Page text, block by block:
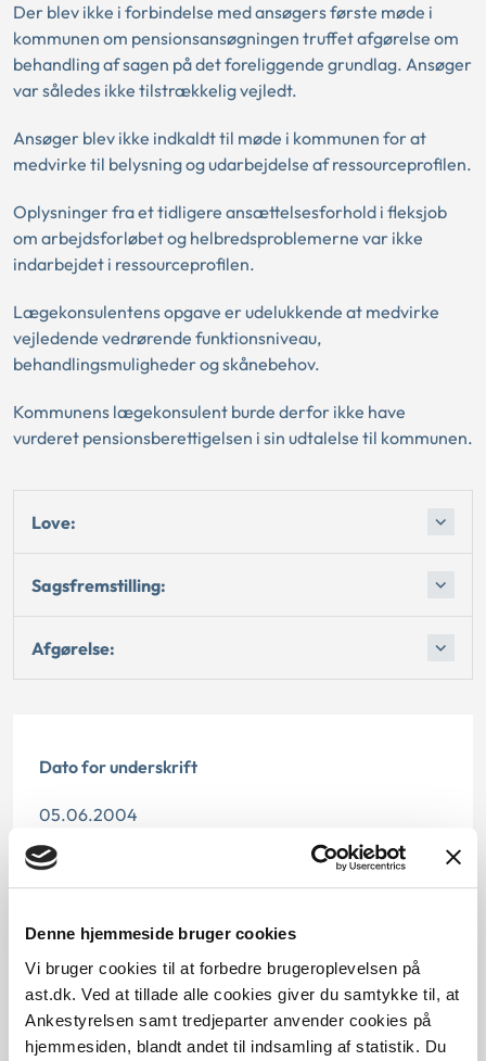
Denne hjemmeside bruger cookies
Vi bruger cookies til at forbedre brugeroplevelsen på
ast.dk. Ved at tillade alle cookies giver du samtykke til, at
Ankestyrelsen samt tredjeparter anvender cookies på
hjemmesiden, blandt andet til indsamling af statistik. Du
Der blev ikke i forbindelse med ansøgers første møde i
kommunen om pensionsansøgningen truffet afgørelse om
behandling af sagen på det foreliggende grundlag. Ansøger
var således ikke tilstrækkelig vejledt.
Ansøger blev ikke indkaldt til møde i kommunen for at
medvirke til belysning og udarbejdelse af ressourceprofilen.
Oplysninger fra et tidligere ansættelsesforhold i fleksjob
om arbejdsforløbet og helbredsproblemerne var ikke
indarbejdet i ressourceprofilen.
Lægekonsulentens opgave er udelukkende at medvirke
vejledende vedrørende funktionsniveau,
behandlingsmuligheder og skånebehov.
Kommunens lægekonsulent burde derfor ikke have
vurderet pensionsberettigelsen i sin udtalelse til kommunen.
Love:
Sagsfremstilling:
Afgørelse:
Dato for underskrift
05.06.2004
Offentliggørelsesdato
Denne principafgørelse er kasseret den 2. juli 2019,
da der er kommet nye regler på området.
Paragraf